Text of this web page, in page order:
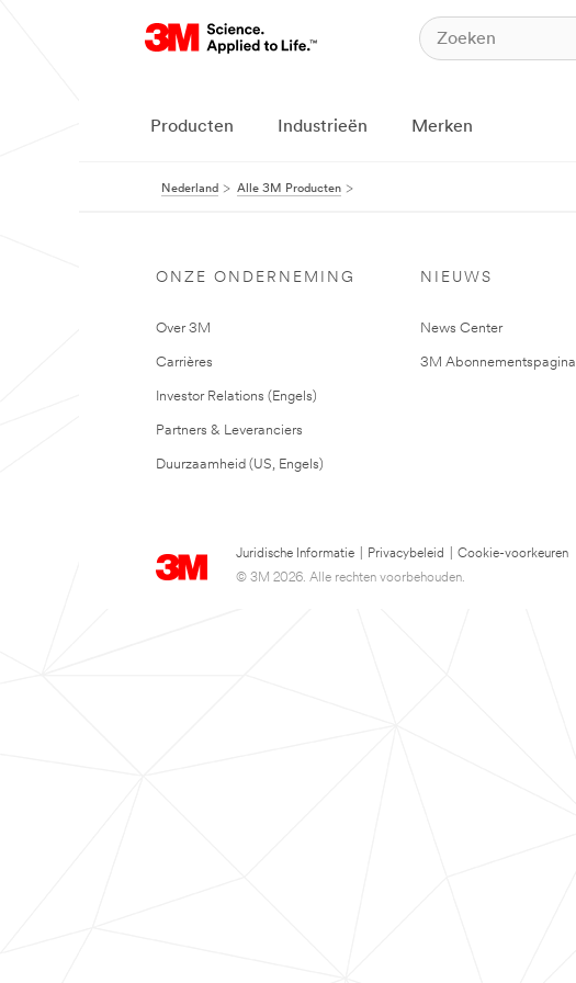
Producten Industrieën Merken
Nederland Alle 3M Producten
ONZE ONDERNEMING
Over 3M
Carrières
Investor Relations (Engels)
Partners & Leveranciers
Duurzaamheid (US, Engels)
NIEUWS
News Center
3M Abonnementspagina
Juridische Informatie Privacybeleid
Cookie-voorkeuren
© 3M 2026. Alle rechten voorbehouden.